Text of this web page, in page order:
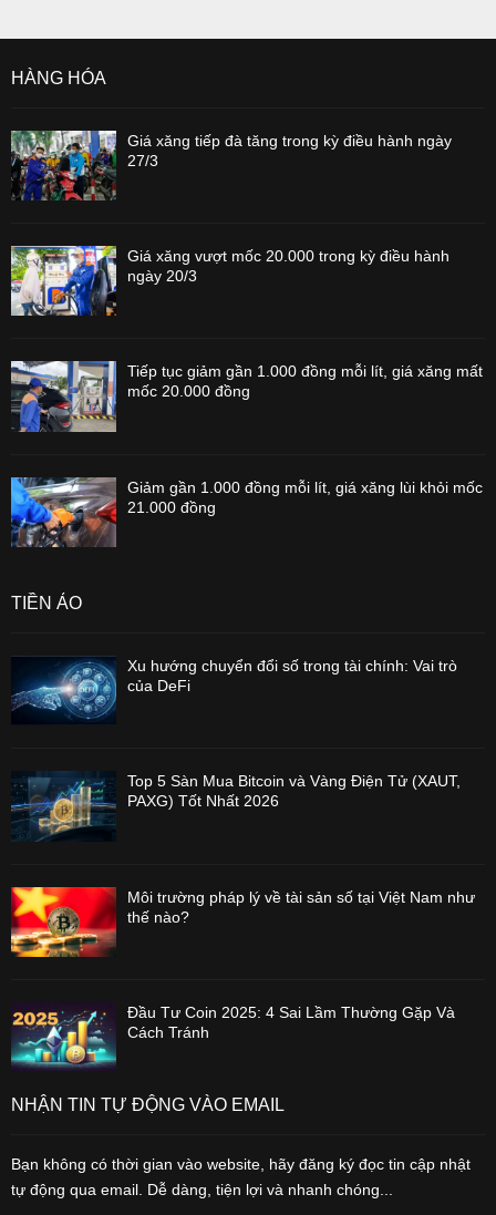
HÀNG HÓA
Giá xăng tiếp đà tăng trong kỳ điều hành ngày
27/3
Giá xăng vượt mốc 20.000 trong kỳ điều hành
ngày 20/3
Tiếp tục giảm gần 1.000 đồng mỗi lít, giá xăng mất
mốc 20.000 đồng
Giảm gần 1.000 đồng mỗi lít, giá xăng lùi khỏi mốc
21.000 đồng
TIỀN ẢO
Xu hướng chuyển đổi số trong tài chính: Vai trò
của DeFi
Top 5 Sàn Mua Bitcoin và Vàng Điện Tử (XAUT,
PAXG) Tốt Nhất 2026
Môi trường pháp lý về tài sản số tại Việt Nam như
thế nào?
Đầu Tư Coin 2025: 4 Sai Lầm Thường Gặp Và
Cách Tránh
NHẬN TIN TỰ ĐỘNG VÀO EMAIL
Bạn không có thời gian vào website, hãy đăng ký đọc tin cập nhật
tự động qua email. Dễ dàng, tiện lợi và nhanh chóng...